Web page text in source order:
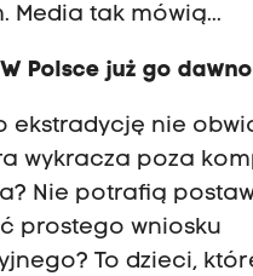
Media tak mówią...
Polsce już go dawno
ekstradycję nie
wykracza poza
Nie potrafią
prostego wniosku
To dzieci,